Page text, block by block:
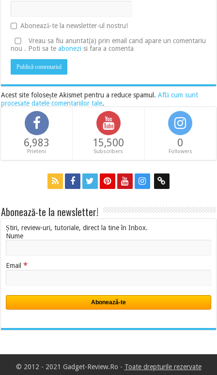
Abonează-te la newsletter-ul nostru!
Vreau sa fiu anuntat(a) prin email cand apare un comentariu
nou . Poti sa teabonezi si fara a comenta
Acest site folosește Akismet pentru a reduce spamul.Află cum sunt
procesate datele comentariilor tale.
6,983
Prieteni
15,500
Subscribers
0
Followers
Abonează-te la newsletter!
Știri, review-uri, tutoriale, direct la tine în Inbox.
Nume
Email*
© 2012 - 2021 Gadget-Review.Ro - Toate drepturile rezervate